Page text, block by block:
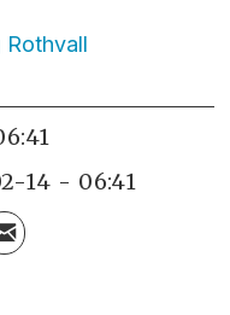
Rothvall
14 - 06:41